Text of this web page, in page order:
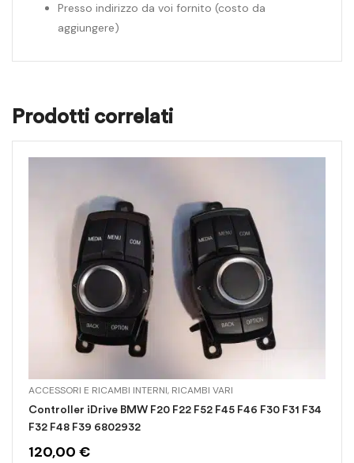
Presso indirizzo da voi fornito (costo da
aggiungere)
Prodotti correlati
ACCESSORI E RICAMBI INTERNI, RICAMBI VARI
Controller iDrive BMW F20 F22 F52 F45 F46 F30 F31 F34
F32 F48 F39 6802932
120,00 €